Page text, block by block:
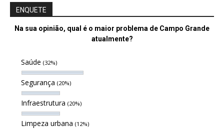
ENQUETE
Na sua opinião, qual é o maior problema de Campo Grande
atualmente?
Saúde (32%)
Segurança (20%)
Infraestrutura (20%)
Limpeza urbana (12%)